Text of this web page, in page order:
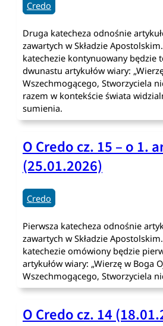
Credo
Druga katecheza odnośnie
zawartych w Składzie
katechezie kontynuowany będzie
dwunastu artykułów wiary:
Wszechmogącego, Stworzyciela
razem w kontekście świata
sumienia.
O Credo cz. 15 – o 1.
(25.01.2026)
Credo
Pierwsza katecheza odnośnie
zawartych w Składzie
katechezie omówiony będzie
artykułów wiary: „Wierzę w Boga
Wszechmogącego, Stworzyciela
O Credo cz. 14